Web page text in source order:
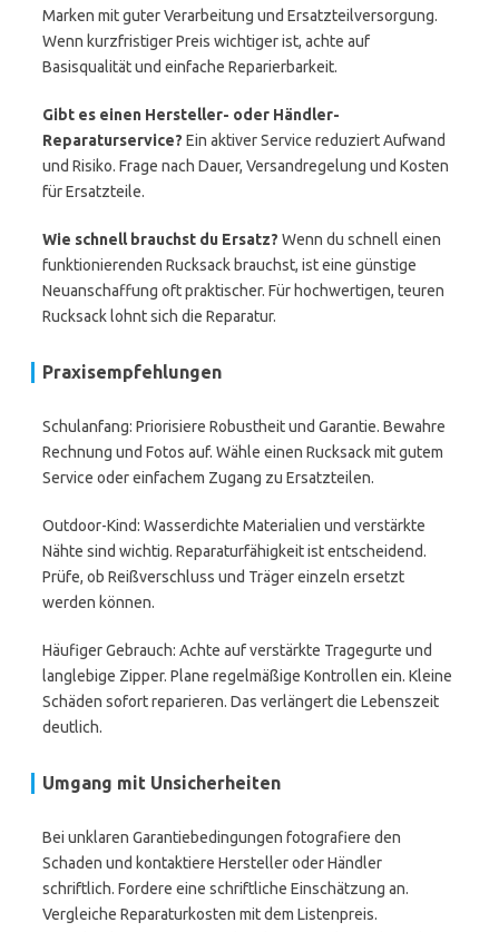
Marken mit guter Verarbeitung und Ersatzteilversorgung.
Wenn kurzfristiger Preis wichtiger ist, achte auf
Basisqualität und einfache Reparierbarkeit.
Gibt es einen Hersteller- oder Händler-
Reparaturservice? Ein aktiver Service reduziert Aufwand
und Risiko. Frage nach Dauer, Versandregelung und Kosten
für Ersatzteile.
Wie schnell brauchst du Ersatz? Wenn du schnell einen
funktionierenden Rucksack brauchst, ist eine günstige
Neuanschaffung oft praktischer. Für hochwertigen, teuren
Rucksack lohnt sich die Reparatur.
Praxisempfehlungen
Schulanfang: Priorisiere Robustheit und Garantie. Bewahre
Rechnung und Fotos auf. Wähle einen Rucksack mit gutem
Service oder einfachem Zugang zu Ersatzteilen.
Outdoor-Kind: Wasserdichte Materialien und verstärkte
Nähte sind wichtig. Reparaturfähigkeit ist entscheidend.
Prüfe, ob Reißverschluss und Träger einzeln ersetzt
werden können.
Häufiger Gebrauch: Achte auf verstärkte Tragegurte und
langlebige Zipper. Plane regelmäßige Kontrollen ein. Kleine
Schäden sofort reparieren. Das verlängert die Lebenszeit
deutlich.
Umgang mit Unsicherheiten
Bei unklaren Garantiebedingungen fotografiere den
Schaden und kontaktiere Hersteller oder Händler
schriftlich. Fordere eine schriftliche Einschätzung an.
Vergleiche Reparaturkosten mit dem Listenpreis.